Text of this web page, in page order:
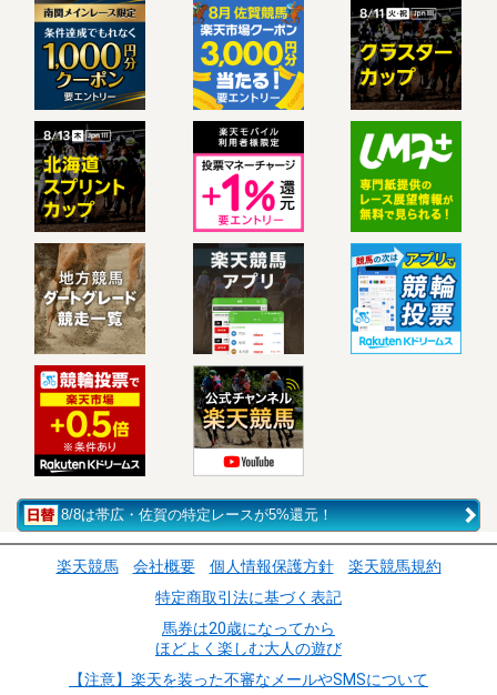
8/8は帯広・佐賀の特定レースが5%還元！
楽天競馬 会社概要 個人情報保護方針
楽天競馬規約
特定商取引法に基づく表記
馬券は20歳になってから
ほどよく楽しむ大人の遊び
【注意】楽天を装った不審なメールやSMSについて